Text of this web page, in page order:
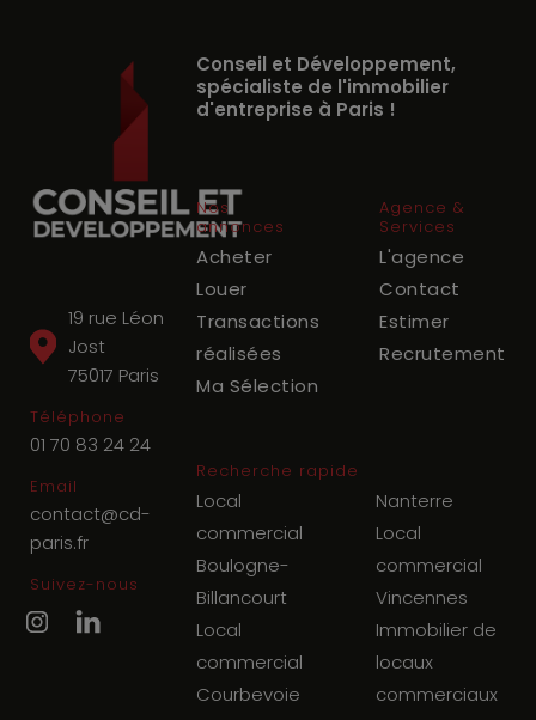
19 rue Léon
Jost
75017 Paris
Téléphone
01 70 83 24 24
Email
contact@cd-
paris.fr
Suivez-nous
Conseil et Développement,
spécialiste de l'immobilier
d'entreprise à Paris !
Nos
annonces
Acheter
Louer
Transactions
réalisées
Ma Sélection
Agence &
Services
L'agence
Contact
Estimer
Recrutement
Recherche rapide
Local
commercial
Boulogne-
Billancourt
Local
commercial
Courbevoie
Nanterre
Local
commercial
Vincennes
Immobilier de
locaux
commerciaux